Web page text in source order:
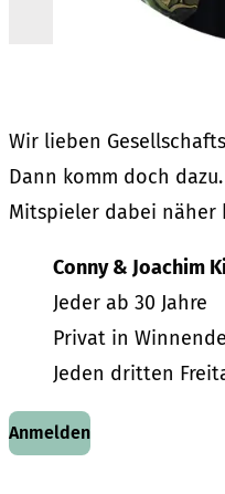
Wir lieben
Dann komm doch
Mitspieler dabei näher
Conny & Joachim
Jeder ab 30 Jahre
Privat in
Jeden dritten
Anmelden